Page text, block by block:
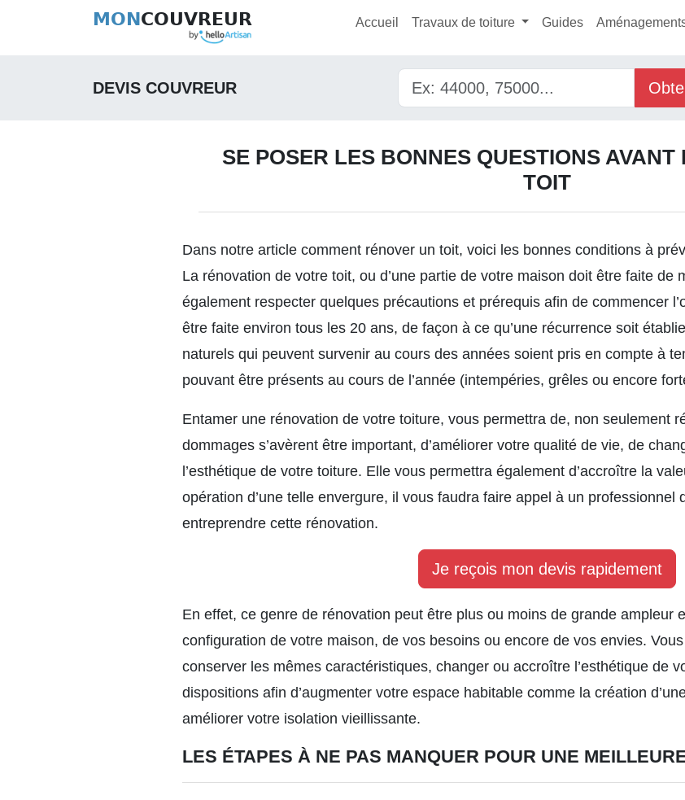
MONCOUVREUR Accueil Travaux de toiture Guides
DEVIS COUVREUR
SE POSER LES BONNES QUESTIONS AVANT
TOIT
Dans notre article comment rénover un toit, voici les bonnes conditions à
La rénovation de votre toit, ou d’une partie de votre maison doit être faite de
également respecter quelques précautions et prérequis afin de commencer
être faite environ tous les 20 ans, de façon à ce qu’une récurrence soit
naturels qui peuvent survenir au cours des années soient pris en compte à
pouvant être présents au cours de l’année (intempéries, grêles ou encore
Entamer une rénovation de votre toiture, vous permettra de, non seulement
dommages s’avèrent être important, d’améliorer votre qualité de vie, de
l’esthétique de votre toiture. Elle vous permettra également d’accroître la
opération d’une telle envergure, il vous faudra faire appel à un professionnel
entreprendre cette rénovation.
Je reçois mon devis rapidement
En effet, ce genre de rénovation peut être plus ou moins de grande ampleur
configuration de votre maison, de vos besoins ou encore de vos envies.
conserver les mêmes caractéristiques, changer ou accroître l’esthétique de
dispositions afin d’augmenter votre espace habitable comme la création
améliorer votre isolation vieillissante.
LES ÉTAPES À NE PAS MANQUER POUR UNE